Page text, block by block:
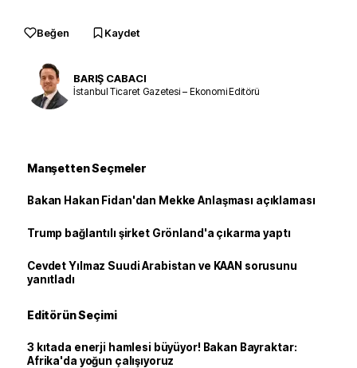
Beğen Kaydet
BARIŞ CABACI
İstanbul Ticaret Gazetesi – Ekonomi Editörü
Manşetten Seçmeler
Bakan Hakan Fidan'dan Mekke Anlaşması açıklaması
Trump bağlantılı şirket Grönland'a çıkarma yaptı
Cevdet Yılmaz Suudi Arabistan ve KAAN sorusunu
yanıtladı
Editörün Seçimi
3 kıtada enerji hamlesi büyüyor! Bakan Bayraktar:
Afrika'da yoğun çalışıyoruz